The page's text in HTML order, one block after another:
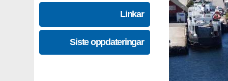
Linkar
Siste oppdateringar